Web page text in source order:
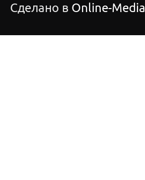
Сделано в Online-Media